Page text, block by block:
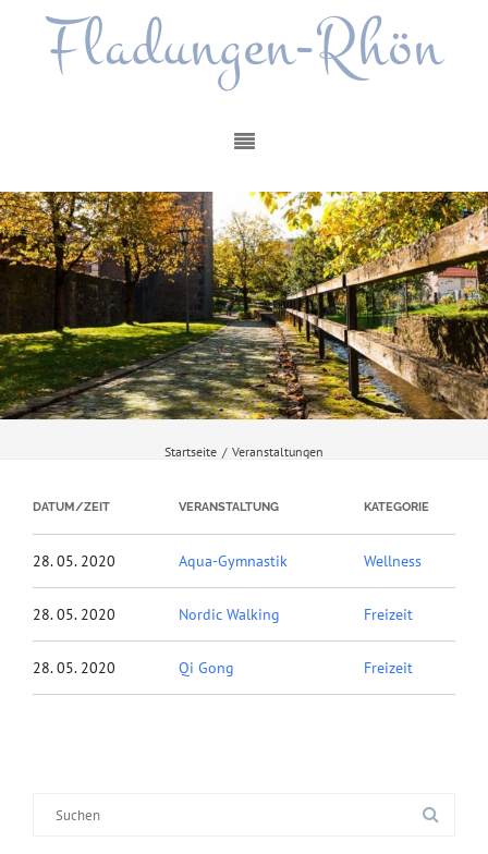
Fladungen-Rhön
Startseite / Veranstaltungen
DATUM/ZEIT VERANSTALTUNG KATEGORIE
28. 05. 2020 Aqua-Gymnastik Wellness
28. 05. 2020 Nordic Walking Freizeit
28. 05. 2020 Qi Gong Freizeit